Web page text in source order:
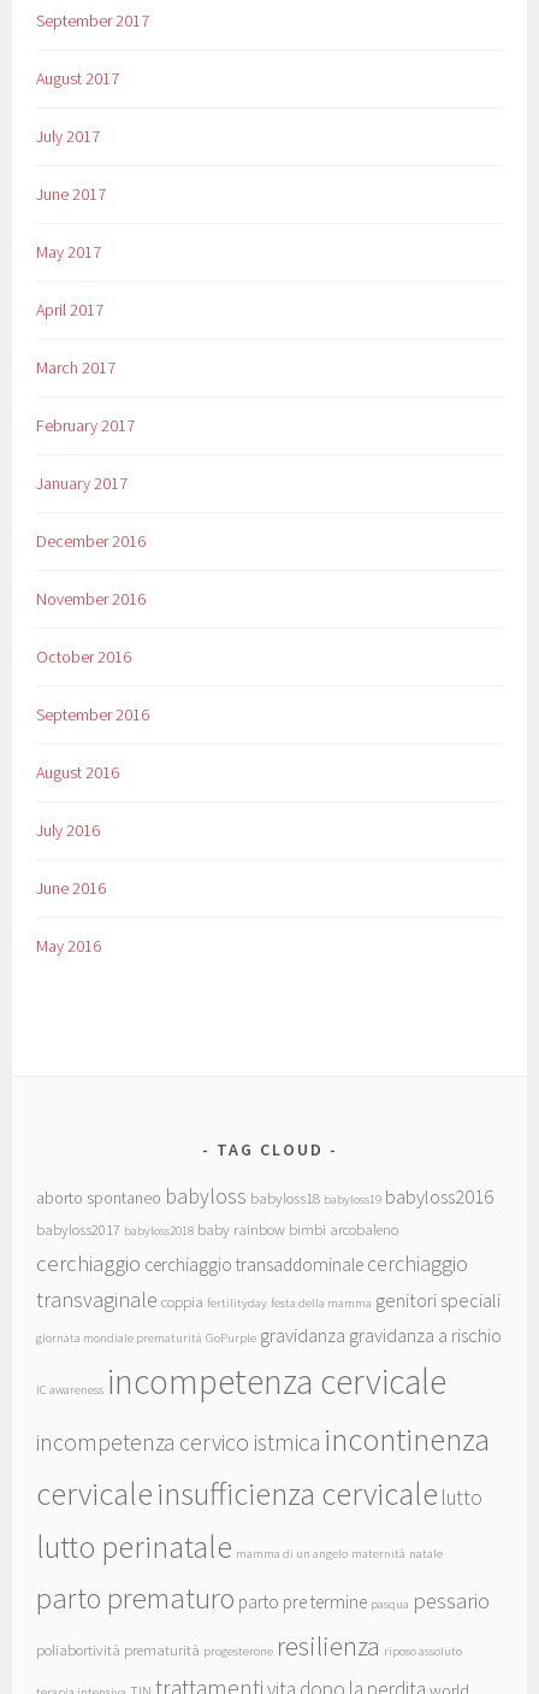
September 2017
August 2017
July 2017
June 2017
May 2017
April 2017
March 2017
February 2017
January 2017
December 2016
November 2016
October 2016
September 2016
August 2016
July 2016
June 2016
May 2016
TAG CLOUD
aborto spontaneo babyloss babyloss18 babyloss19 babyloss2016
babyloss2017 babyloss2018 baby rainbow bimbi arcobaleno
cerchiaggio cerchiaggio transaddominale cerchiaggio
transvaginale coppia fertilityday festa della mamma genitori speciali
giornata mondiale prematurità GoPurple gravidanza gravidanza a rischio
IC awareness incompetenza cervicale
incompetenza cervico istmica incontinenza
cervicaleinsufficienza cervicale lutto
lutto perinatale mamma di un angelo maternità natale
parto prematuro parto pre termine pasqua pessario
poliabortività prematurità progesterone resilienza riposo assoluto
TIN trattamenti